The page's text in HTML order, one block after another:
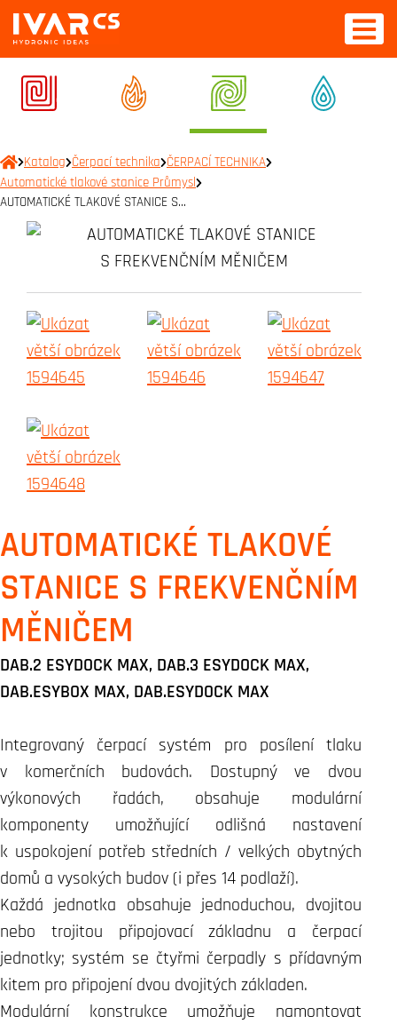
Katalog Čerpací technika ČERPACÍ TECHNIKA
Automatické tlakové stanice Průmysl
AUTOMATICKÉ TLAKOVÉ STANICE S…
AUTOMATICKÉ TLAKOVÉ
STANICE S FREKVENČNÍM
MĚNIČEM
DAB.2 ESYDOCK MAX, DAB.3 ESYDOCK MAX,
DAB.ESYBOX MAX, DAB.ESYDOCK MAX
Integrovaný čerpací systém pro posílení tlaku
v komerčních budovách. Dostupný ve dvou
výkonových řadách, obsahuje modulární
komponenty umožňující odlišná nastavení
k uspokojení potřeb středních / velkých obytných
domů a vysokých budov (i přes 14 podlaží).
Každá jednotka obsahuje jednoduchou, dvojitou
nebo trojitou připojovací základnu a čerpací
jednotky; systém se čtyřmi čerpadly s přídavným
kitem pro připojení dvou dvojitých základen.
Modulární konstrukce umožňuje namontovat